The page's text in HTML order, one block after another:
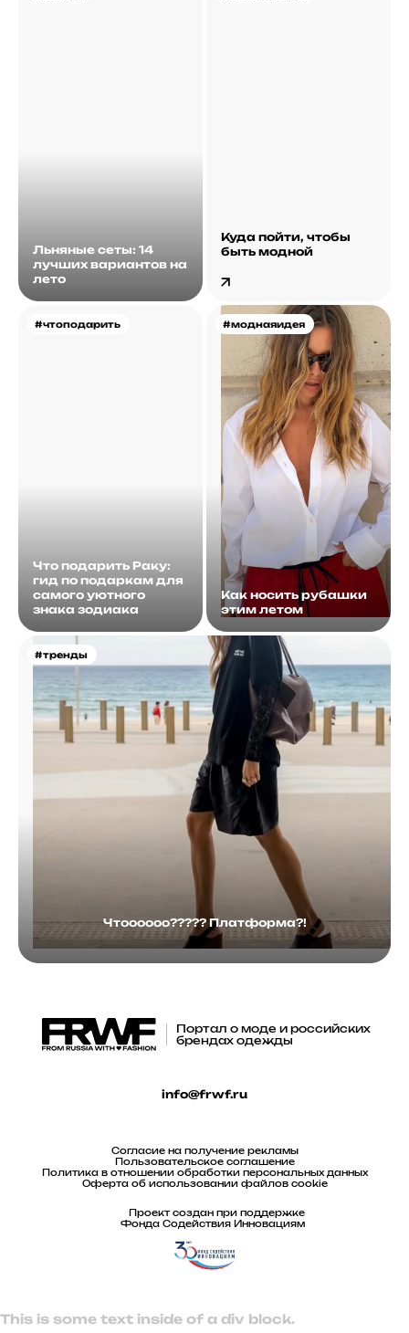
Льняные сеты: 14
лучших вариантов на
лето
Куда пойти, чтобы
быть модной
#чтоподарить
Что подарить Раку:
гид по подаркам для
самого уютного
знака зодиака
#моднаяидея
Как носить рубашки
этим летом
#тренды
Чтоооооо????? Платформа?!
Портал о моде и российских
брендах одежды
info@frwf.ru
Согласие на получение рекламы
Пользовательское соглашение
Политика в отношении обработки персональных данных
Оферта об использовании файлов cookie
Проект создан при поддержке
Фонда Содействия Инновациям
This is some text inside of a div block.